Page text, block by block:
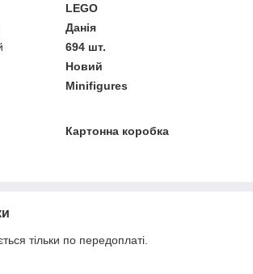
LEGO
Данія
694 шт.
Новий
Minifigures
Картонна коробка
тільки по передоплаті.